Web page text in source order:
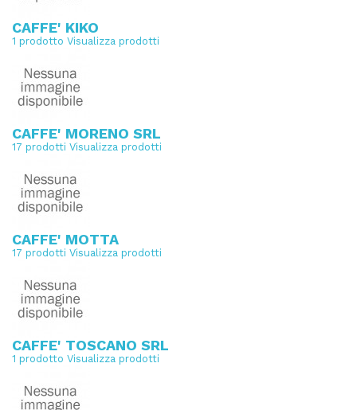
CAFFE' KIKO
1 prodotto Visualizza prodotti
CAFFE' MORENO SRL
17 prodotti Visualizza prodotti
CAFFE' MOTTA
17 prodotti Visualizza prodotti
CAFFE' TOSCANO SRL
1 prodotto Visualizza prodotti